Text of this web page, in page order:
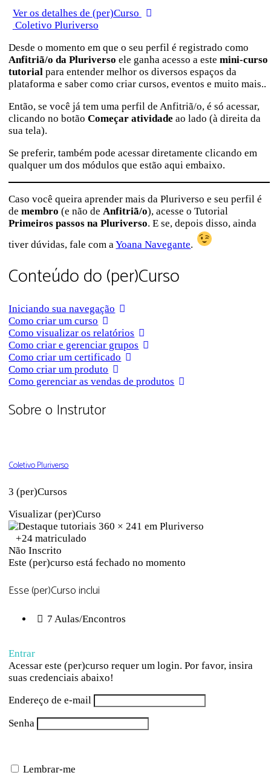
Ver os detalhes de (per)Curso
Coletivo Pluriverso
Desde o momento em que o seu perfil é registrado como
Anfitriã/o da Pluriverso ele ganha acesso a estemini-curso
tutorial para entender melhor os diversos espaços da
plataforma e saber como criar cursos, eventos e muito mais..
Então, se você já tem uma perfil de Anfitriã/o, é só acessar,
clicando no botãoComeçar atividade ao lado (à direita da
sua tela).
Se preferir, também pode acessar diretamente clicando em
qualquer um dos módulos que estão aqui embaixo.
Caso você queira aprender mais da Pluriverso e seu perfil é
demembro (e não deAnfitriã/o), acesse o Tutorial
Primeiros passos na Pluriverso. E se, depois disso, ainda
tiver dúvidas, fale com aYoana Navegante.
Conteúdo do (per)Curso
Iniciando sua navegação
Como criar um curso
Como visualizar os relatórios
Como criar e gerenciar grupos
Como criar um certificado
Como criar um produto
Como gerenciar as vendas de produtos
Sobre o Instrutor
Coletivo Pluriverso
3 (per)Cursos
Visualizar (per)Curso
+24matriculado
Não Inscrito
Este (per)curso está fechado no momento
Esse (per)Curso inclui
7 Aulas/Encontros
Entrar
Acessar este (per)curso requer um login. Por favor, insira
suas credenciais abaixo!
Endereço de e-mail
Senha
Lembrar-me